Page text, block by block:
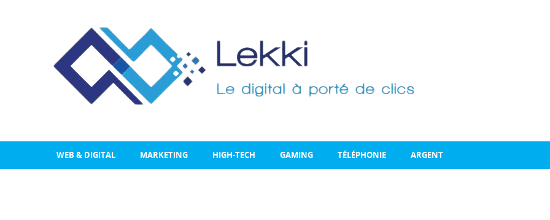
WEB & DIGITAL MARKETING HIGH-TECH GAMING TÉLÉPHONIE ARGENT